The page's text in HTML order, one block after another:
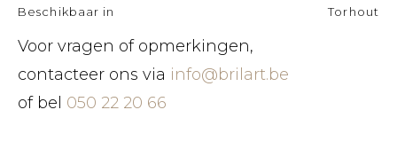
Beschikbaar in
Torhout
Voor vragen of opmerkingen,
contacteer ons via info@brilart.be
of bel 050 22 20 66